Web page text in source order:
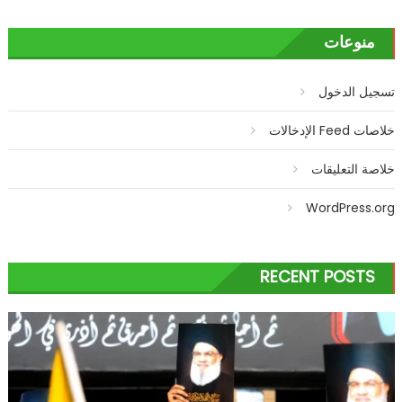
منوعات
تسجيل الدخول
خلاصات Feed الإدخالات
خلاصة التعليقات
WordPress.org
RECENT POSTS